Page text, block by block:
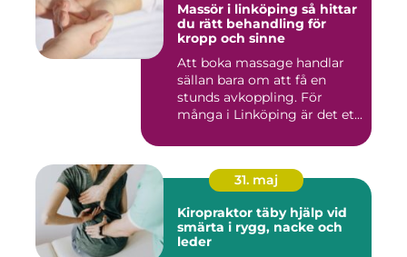
Massör i linköping så hittar
du rätt behandling för
kropp och sinne
Att boka massage handlar
sällan bara om att få en
stunds avkoppling. För
många i Linköping är det et...
31. maj
Kiropraktor täby hjälp vid
smärta i rygg, nacke och
leder